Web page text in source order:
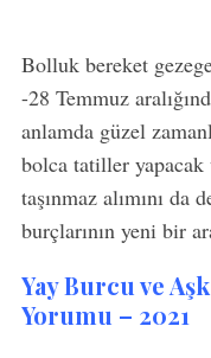
Bolluk bereket
-28 Temmuz
anlamda güzel
bolca tatiller yapacak
taşınmaz alımını
burçlarının yeni bir
Yay Burcu ve
Yorumu – 2021